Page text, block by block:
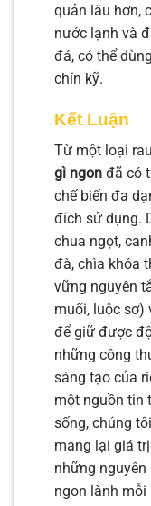
quản lâu hơn,
nước lạnh và
đá, có thể
chín kỹ.
Kết Luận
Từ một loại
gì ngon đã có
chế biến đa
đích sử dụng.
chua ngọt,
đà, chìa khóa
vững nguyên
muối, luộc sơ)
để giữ được
những công
sáng tạo của
một nguồn tin
sống, chúng
mang lại giá
những
ngon lành mỗi